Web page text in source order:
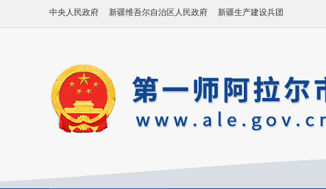
中央人民政府 新疆维吾尔自治区人民政府 新疆生产建设兵团